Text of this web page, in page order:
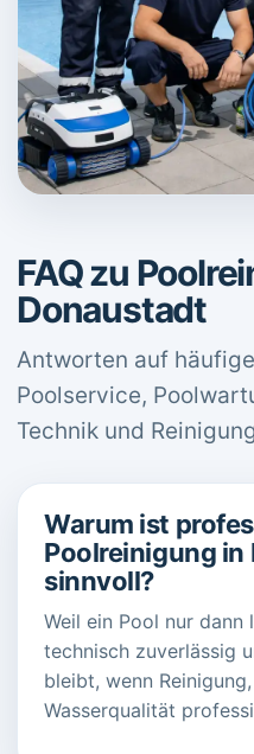
FAQ zu
Donaustadt
Antworten auf
Poolservice,
Technik und
Warum ist
Poolreinigung
sinnvoll?
Weil ein Pool nur
technisch zuverlässig
bleibt, wenn
Wasserqualität